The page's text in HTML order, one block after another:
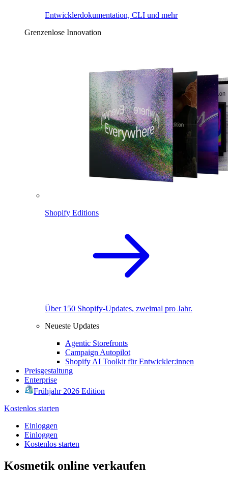
Entwicklerdokumentation, CLI und mehr
Grenzenlose Innovation
Shopify Editions
Über 150 Shopify-Updates, zweimal pro Jahr.
Neueste Updates
Agentic Storefronts
Campaign Autopilot
Shopify AI Toolkit für Entwickler:innen
Preisgestaltung
Enterprise
Frühjahr 2026 Edition
Kostenlos starten
Einloggen
Einloggen
Kostenlos starten
Kosmetik online verkaufen